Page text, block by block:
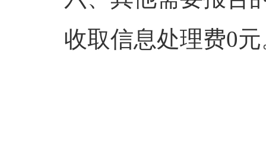
收取信息处理费0